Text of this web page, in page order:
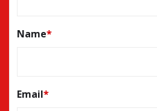
Name*
Email*